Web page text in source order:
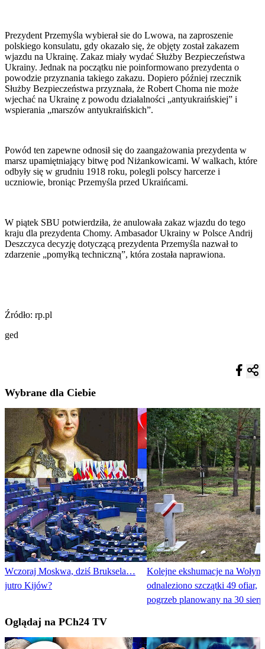
Prezydent Przemyśla wybierał sie do Lwowa, na zaproszenie
polskiego konsulatu, gdy okazało się, że objęty został zakazem
wjazdu na Ukrainę. Zakaz miały wydać Służby Bezpieczeństwa
Ukrainy. Jednak na początku nie poinformowano prezydenta o
powodzie przyznania takiego zakazu. Dopiero później rzecznik
Służby Bezpieczeństwa przyznała, że Robert Choma nie może
wjechać na Ukrainę z powodu działalności „antyukraińskiej” i
wspierania „marszów antyukraińskich”.
Powód ten zapewne odnosił się do zaangażowania prezydenta w
marsz upamiętniający bitwę pod Niżankowicami. W walkach, które
odbyły się w grudniu 1918 roku, polegli polscy harcerze i
uczniowie, broniąc Przemyśla przed Ukraińcami.
W piątek SBU potwierdziła, że anulowała zakaz wjazdu do tego
kraju dla prezydenta Chomy. Ambasador Ukrainy w Polsce Andrij
Deszczyca decyzję dotyczącą prezydenta Przemyśla nazwał to
zdarzenie „pomyłką techniczną”, która została naprawiona.
Źródło: rp.pl
ged
Wybrane dla Ciebie
Wczoraj Moskwa, dziś Bruksela…
jutro Kijów?
Kolejne ekshumacje na
odnaleziono szczątki 49 ofiar,
pogrzeb planowany na 30
Oglądaj na PCh24 TV